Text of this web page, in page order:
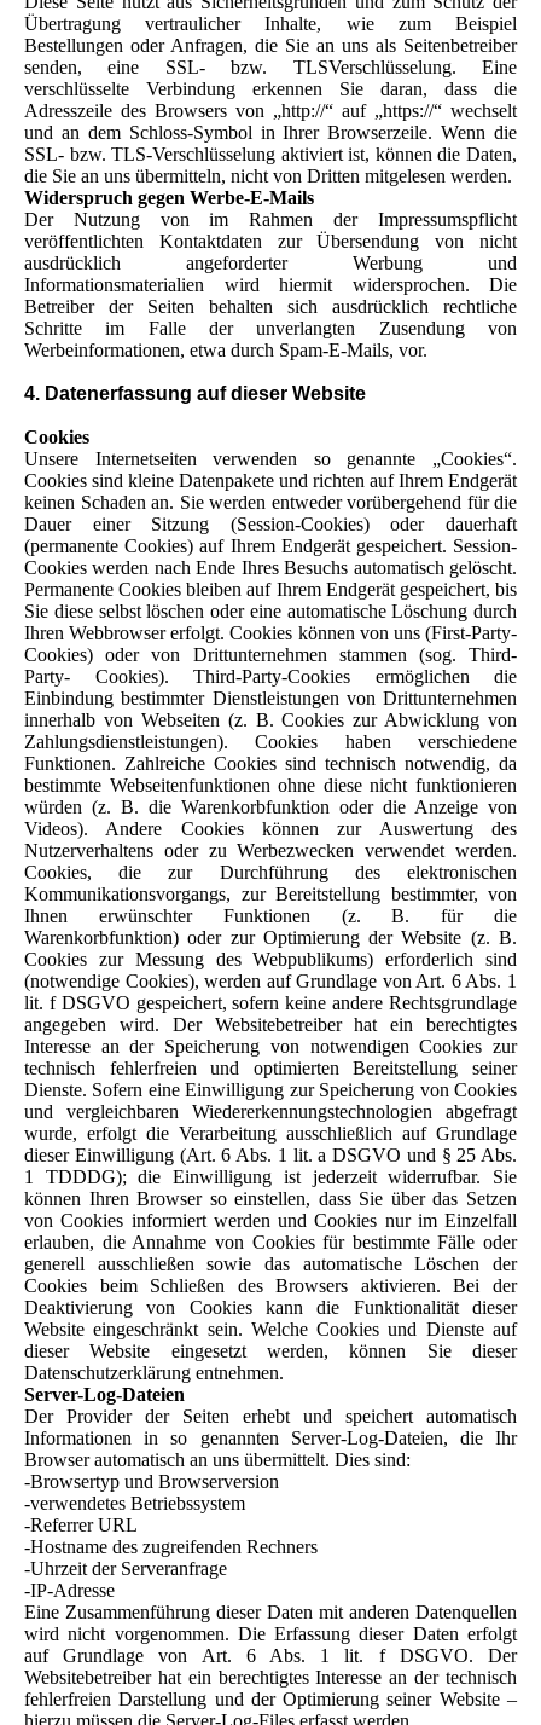
Übertragung vertraulicher Inhalte, wie zum Beispiel
Bestellungen oder Anfragen, die Sie an uns als Seitenbetreiber
senden, eine SSL- bzw. TLSVerschlüsselung. Eine
verschlüsselte Verbindung erkennen Sie daran, dass die
Adresszeile des Browsers von „http://“ auf „https://“ wechselt
und an dem Schloss-Symbol in Ihrer Browserzeile. Wenn die
SSL- bzw. TLS-Verschlüsselung aktiviert ist, können die Daten,
die Sie an uns übermitteln, nicht von Dritten mitgelesen werden.
Widerspruch gegen Werbe-E-Mails
Der Nutzung von im Rahmen der Impressumspflicht
veröffentlichten Kontaktdaten zur Übersendung von nicht
ausdrücklich angeforderter Werbung und
Informationsmaterialien wird hiermit widersprochen. Die
Betreiber der Seiten behalten sich ausdrücklich rechtliche
Schritte im Falle der unverlangten Zusendung von
Werbeinformationen, etwa durch Spam-E-Mails, vor.
4. Datenerfassung auf dieser Website
Cookies
Unsere Internetseiten verwenden so genannte „Cookies“.
Cookies sind kleine Datenpakete und richten auf Ihrem Endgerät
keinen Schaden an. Sie werden entweder vorübergehend für die
Dauer einer Sitzung (Session-Cookies) oder dauerhaft
(permanente Cookies) auf Ihrem Endgerät gespeichert. Session-
Cookies werden nach Ende Ihres Besuchs automatisch gelöscht.
Permanente Cookies bleiben auf Ihrem Endgerät gespeichert, bis
Sie diese selbst löschen oder eine automatische Löschung durch
Ihren Webbrowser erfolgt. Cookies können von uns (First-Party-
Cookies) oder von Drittunternehmen stammen (sog. Third-
Party- Cookies). Third-Party-Cookies ermöglichen die
Einbindung bestimmter Dienstleistungen von Drittunternehmen
innerhalb von Webseiten (z. B. Cookies zur Abwicklung von
Zahlungsdienstleistungen). Cookies haben verschiedene
Funktionen. Zahlreiche Cookies sind technisch notwendig, da
bestimmte Webseitenfunktionen ohne diese nicht funktionieren
würden (z. B. die Warenkorbfunktion oder die Anzeige von
Videos). Andere Cookies können zur Auswertung des
Nutzerverhaltens oder zu Werbezwecken verwendet werden.
Cookies, die zur Durchführung des elektronischen
Kommunikationsvorgangs, zur Bereitstellung bestimmter, von
Ihnen erwünschter Funktionen (z. B. für die
Warenkorbfunktion) oder zur Optimierung der Website (z. B.
Cookies zur Messung des Webpublikums) erforderlich sind
(notwendige Cookies), werden auf Grundlage von Art. 6 Abs. 1
lit. f DSGVO gespeichert, sofern keine andere Rechtsgrundlage
angegeben wird. Der Websitebetreiber hat ein berechtigtes
Interesse an der Speicherung von notwendigen Cookies zur
technisch fehlerfreien und optimierten Bereitstellung seiner
Dienste. Sofern eine Einwilligung zur Speicherung von Cookies
und vergleichbaren Wiedererkennungstechnologien abgefragt
wurde, erfolgt die Verarbeitung ausschließlich auf Grundlage
dieser Einwilligung (Art. 6 Abs. 1 lit. a DSGVO und § 25 Abs.
1 TDDDG); die Einwilligung ist jederzeit widerrufbar. Sie
können Ihren Browser so einstellen, dass Sie über das Setzen
von Cookies informiert werden und Cookies nur im Einzelfall
erlauben, die Annahme von Cookies für bestimmte Fälle oder
generell ausschließen sowie das automatische Löschen der
Cookies beim Schließen des Browsers aktivieren. Bei der
Deaktivierung von Cookies kann die Funktionalität dieser
Website eingeschränkt sein. Welche Cookies und Dienste auf
dieser Website eingesetzt werden, können Sie dieser
Datenschutzerklärung entnehmen.
Server-Log-Dateien
Der Provider der Seiten erhebt und speichert automatisch
Informationen in so genannten Server-Log-Dateien, die Ihr
Browser automatisch an uns übermittelt. Dies sind:
-Browsertyp und Browserversion
-verwendetes Betriebssystem
-Referrer URL
-Hostname des zugreifenden Rechners
-Uhrzeit der Serveranfrage
-IP-Adresse
Eine Zusammenführung dieser Daten mit anderen Datenquellen
wird nicht vorgenommen. Die Erfassung dieser Daten erfolgt
auf Grundlage von Art. 6 Abs. 1 lit. f DSGVO. Der
Websitebetreiber hat ein berechtigtes Interesse an der technisch
fehlerfreien Darstellung und der Optimierung seiner Website –